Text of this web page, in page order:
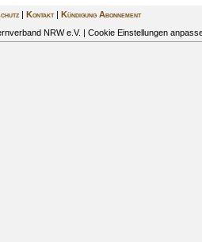
| Kontakt|
Kündigung Abonnement
NRW e.V. | Cookie Einstellungen